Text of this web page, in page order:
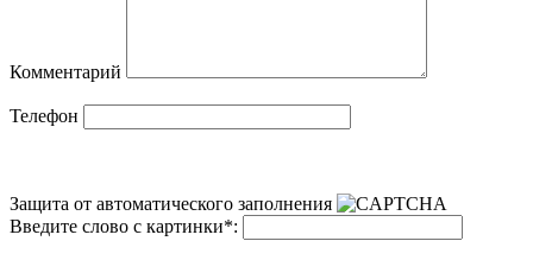
Комментарий
Телефон
Защита от автоматического заполнения
Введите слово с картинки*: